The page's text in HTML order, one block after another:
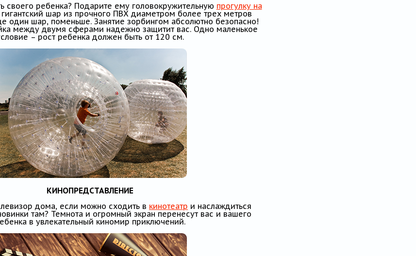
своего ребенка? Подарите ему головокружительную прогулку на
шар из прочного ПВХ диаметром более трех метров
один шар, поменьше. Занятие зорбингом абсолютно безопасно!
между двумя сферами надежно защитит вас. Одно маленькое
– рост ребенка должен быть от 120 см.
КИНОПРЕДСТАВЛЕНИЕ
дома, если можно сходить в кинотеатр и наслаждиться
там? Темнота и огромный экран перенесут вас и вашего
в увлекательный киномир приключений.